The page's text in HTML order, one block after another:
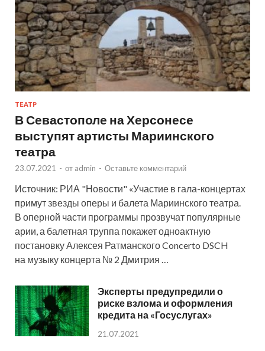
ТЕАТР
В Севастополе на Херсонесе
выступят артисты Мариинского
театра
23.07.2021 - от admin - Оставьте комментарий
Источник: РИА "Новости" «Участие в гала-концертах
примут звезды оперы и балета Мариинского театра.
В оперной части программы прозвучат популярные
арии, а балетная труппа покажет одноактную
постановку Алексея Ратманского Concerto DSCH
на музыку концерта № 2 Дмитрия …
Эксперты предупредили о
риске взлома и оформления
кредита на «Госуслугах»
21.07.2021